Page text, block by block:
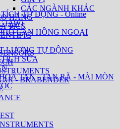
CÁC NGÀNH KHÁC
HÃNG
- BRABENDER
TỰ ĐỘNG - Online
(AW)
CẬN HỒNG NGOẠI
LƯỢNG TỰ ĐỘNG
SỮA
TAN - TAN RÃ - MÀI MÒN